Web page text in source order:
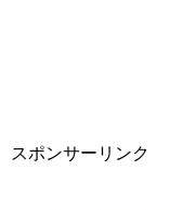
スポンサーリンク